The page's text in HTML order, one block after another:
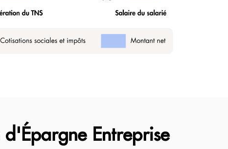
d'Épargne Entreprise